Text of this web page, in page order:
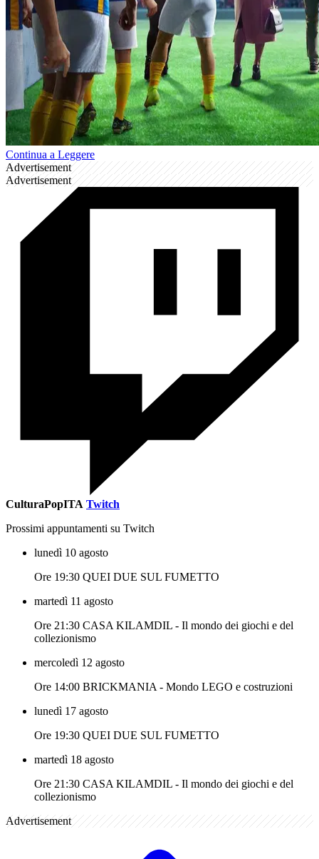
Continua a Leggere
Advertisement
Advertisement
CulturaPopITA Twitch
Prossimi appuntamenti su Twitch
lunedì 10 agosto
Ore 19:30 QUEI DUE SUL FUMETTO
martedì 11 agosto
Ore 21:30 CASA KILAMDIL - Il mondo dei giochi e del
collezionismo
mercoledì 12 agosto
Ore 14:00 BRICKMANIA - Mondo LEGO e costruzioni
lunedì 17 agosto
Ore 19:30 QUEI DUE SUL FUMETTO
martedì 18 agosto
Ore 21:30 CASA KILAMDIL - Il mondo dei giochi e del
collezionismo
Advertisement